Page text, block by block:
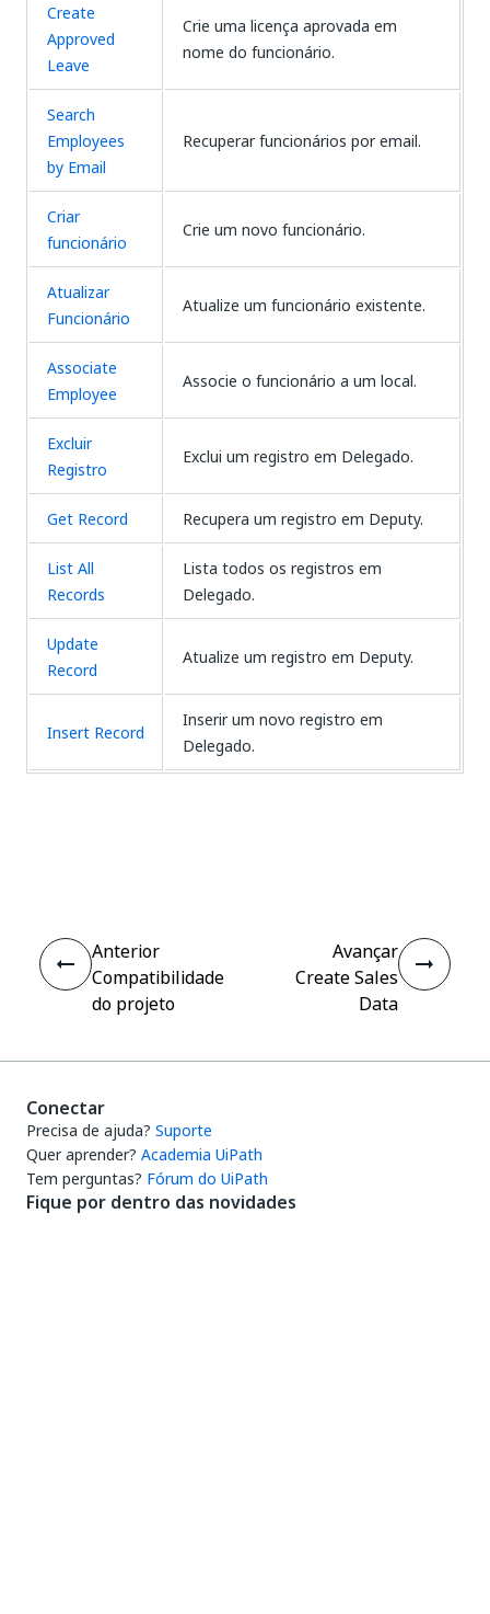
Create
Approved
Leave
Crie uma licença aprovada em
nome do funcionário.
Search
Employees
by Email
Recuperar funcionários por email.
Criar
funcionário
Crie um novo funcionário.
Atualizar
Funcionário
Atualize um funcionário existente.
Associate
Employee
Associe o funcionário a um local.
Excluir
Registro
Exclui um registro em Delegado.
Get Record Recupera um registro em Deputy.
List All
Records
Lista todos os registros em
Delegado.
Update
Record
Atualize um registro em Deputy.
Insert Record
Inserir um novo registro em
Delegado.
Anterior
Compatibilidade
do projeto
Avançar
Create Sales
Data
Conectar
Precisa de ajuda? Suporte
Quer aprender? Academia UiPath
Tem perguntas? Fórum do UiPath
Fique por dentro das novidades